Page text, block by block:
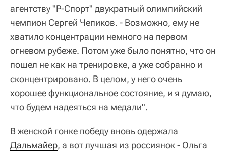
агентству "Р-Спорт" двукратный олимпийский
чемпион Сергей Чепиков. - Возможно, ему не
хватило концентрации немного на первом
огневом рубеже. Потом уже было понятно, что он
пошел не как на тренировке, а уже собранно и
сконцентрировано. В целом, у него очень
хорошее функциональное состояние, и я думаю,
что будем надеяться на медали".
В женской гонке победу вновь одержала
Дальмайер, а вот лучшая из россиянок - Ольга